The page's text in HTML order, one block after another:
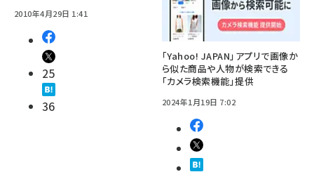
2010年4月29日 1:41
25
36
「Yahoo! JAPAN」アプリで画像か
ら似た商品や人物が検索できる
「カメラ検索機能」提供
2024年1月19日 7:02